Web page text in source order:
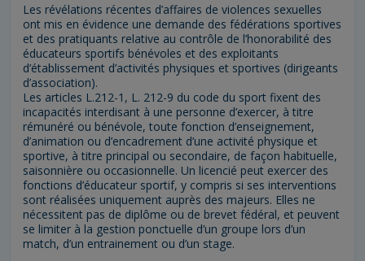
Les révélations récentes d’affaires de violences sexuelles
ont mis en évidence une demande des fédérations sportives
et des pratiquants relative au contrôle de l’honorabilité des
éducateurs sportifs bénévoles et des exploitants
d’établissement d’activités physiques et sportives (dirigeants
d’association).
Les articles L.212-1, L. 212-9 du code du sport fixent des
incapacités interdisant à une personne d’exercer, à titre
rémunéré ou bénévole, toute fonction d’enseignement,
d’animation ou d’encadrement d’une activité physique et
sportive, à titre principal ou secondaire, de façon habituelle,
saisonnière ou occasionnelle. Un licencié peut exercer des
fonctions d’éducateur sportif, y compris si ses interventions
sont réalisées uniquement auprès des majeurs. Elles ne
nécessitent pas de diplôme ou de brevet fédéral, et peuvent
se limiter à la gestion ponctuelle d’un groupe lors d’un
match, d’un entrainement ou d’un stage.